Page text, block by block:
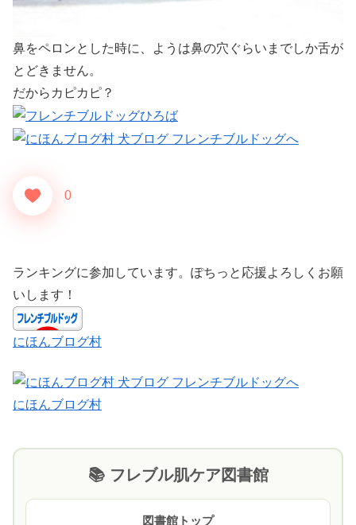
鼻をペロンとした時に、ようは鼻の穴ぐらいまでしか舌が
とどきません。
だからカピカピ？
0
ランキングに参加しています。ぽちっと応援よろしくお願
いします！
にほんブログ村
にほんブログ村
📚 フレブル肌ケア図書館
図書館トップ